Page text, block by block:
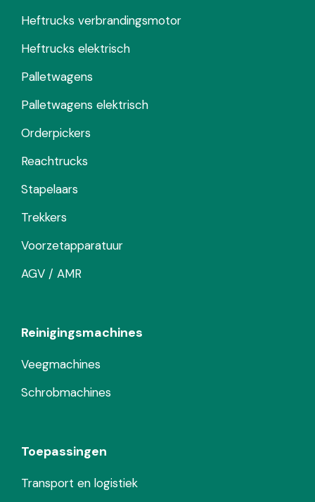
Heftrucks verbrandingsmotor
Heftrucks elektrisch
Palletwagens
Palletwagens elektrisch
Orderpickers
Reachtrucks
Stapelaars
Trekkers
Voorzetapparatuur
AGV / AMR
Reinigingsmachines
Veegmachines
Schrobmachines
Toepassingen
Transport en logistiek